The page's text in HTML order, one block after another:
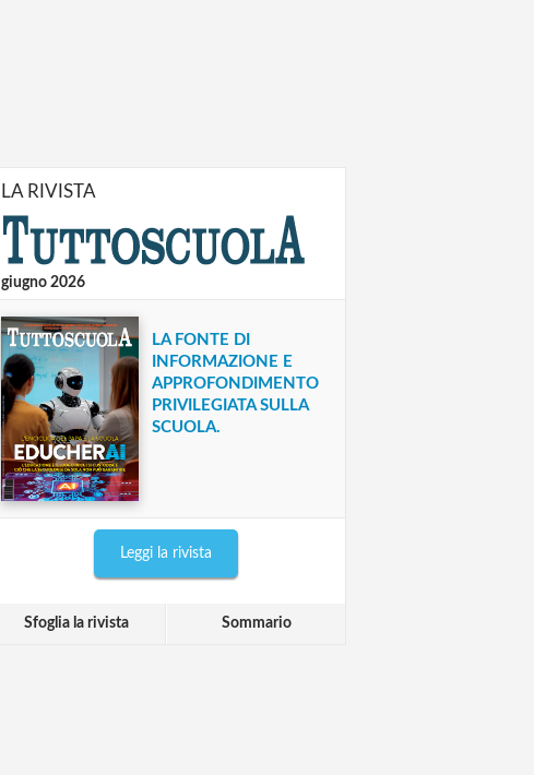
LA RIVISTA
giugno 2026
LA FONTE DI
INFORMAZIONE E
APPROFONDIMENTO
PRIVILEGIATA SULLA
SCUOLA.
Leggi la rivista
Sfoglia la rivista Sommario